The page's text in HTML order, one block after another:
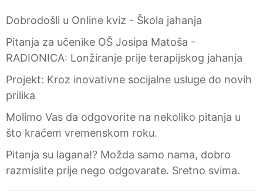
Dobrodošli u Online kviz - Škola jahanja
Pitanja za učenike OŠ Josipa Matoša -
RADIONICA: Lonžiranje prije terapijskog jahanja
Projekt: Kroz inovativne socijalne usluge do novih
prilika
Molimo Vas da odgovorite na nekoliko pitanja u
što kraćem vremenskom roku.
Pitanja su lagana!? Možda samo nama, dobro
razmislite prije nego odgovarate. Sretno svima.